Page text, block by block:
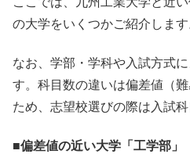
の大学をいくつかご紹介します
なお、学部・学科や入試方式
す。科目数の違いは偏差値（
ため、志望校選びの際は入試
■偏差値の近い大学「工学部」